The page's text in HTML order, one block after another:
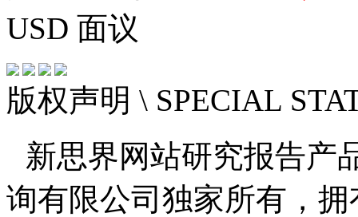
USD 面议
版权声明 \ SPECIAL
新思界网站研究报告产
询有限公司独家所有，